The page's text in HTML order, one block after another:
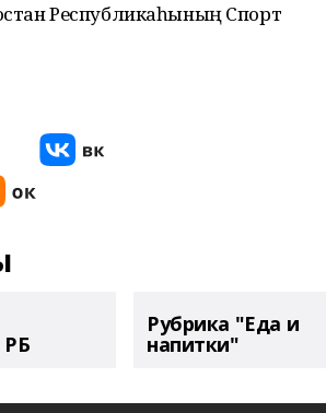
Республикаһының Спорт
РБ
Рубрика "Еда и
напитки"